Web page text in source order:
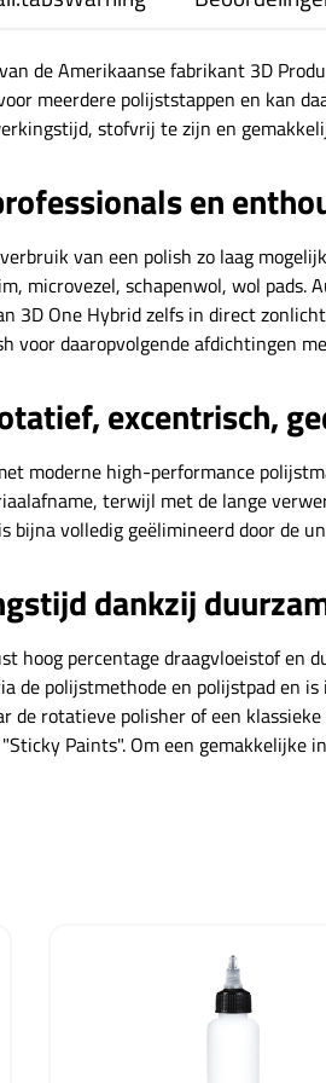
de Amerikaanse fabrikant 3D
meerdere polijststappen en kan
stofvrij te zijn en
en
van een polish zo laag
microvezel, schapenwol, wol
3D One Hybrid zelfs in direct
voor daaropvolgende afdichtingen
excentrisch,
moderne high-performance
terwijl met de lange
volledig geëlimineerd door de
dankzij
hoog percentage draagvloeistof en
de polijstmethode en polijstpad en
de rotatieve polisher of een
Paints". Om een